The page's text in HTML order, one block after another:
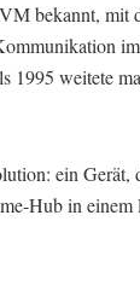
bekannt,
1995 weitete
ein Gerät,
Hub in